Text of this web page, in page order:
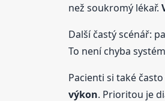
než soukromý lékař.
Další častý scénář:
To není chyba
Pacienti si také
výkon. Prioritou je